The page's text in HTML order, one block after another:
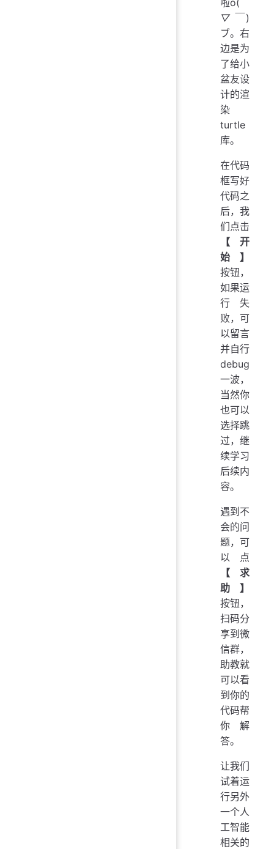
▽￣)
ブ。右
边是为
了给小
盆友设
计的渲
染
turtle
库。
在代码
框写好
代码之
后，我
们点击
【开
始】
按钮，
如果运
行失
败，可
以留言
并自行
debug
一波，
当然你
也可以
选择跳
过，继
续学习
后续内
容。
遇到不
会的问
题，可
以点
【求
助】
按钮，
扫码分
享到微
信群，
助教就
可以看
到你的
代码帮
你解
答。
让我们
试着运
行另外
一个人
工智能
相关的